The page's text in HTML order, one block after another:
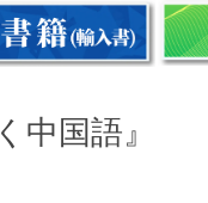
中国語』